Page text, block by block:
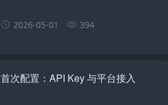
2026-05-01 394
首次配置：API Key 与平台接入